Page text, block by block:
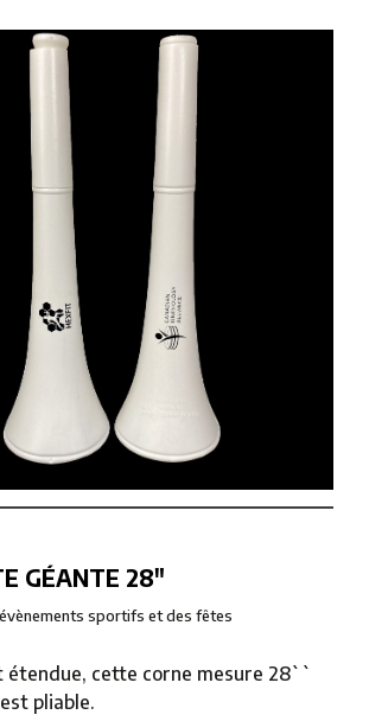
GÉANTE 28″
sportifs et des fêtes
étendue, cette corne mesure 28``
pliable.